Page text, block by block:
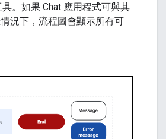
。如果 Chat 應用程式可與其
況下，流程圖會顯示所有可